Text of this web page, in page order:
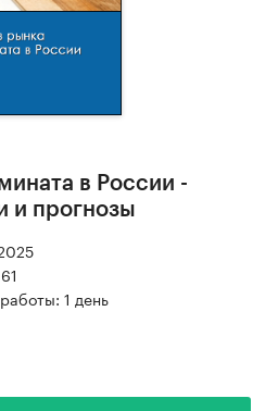
в России -
и прогнозы
1 день